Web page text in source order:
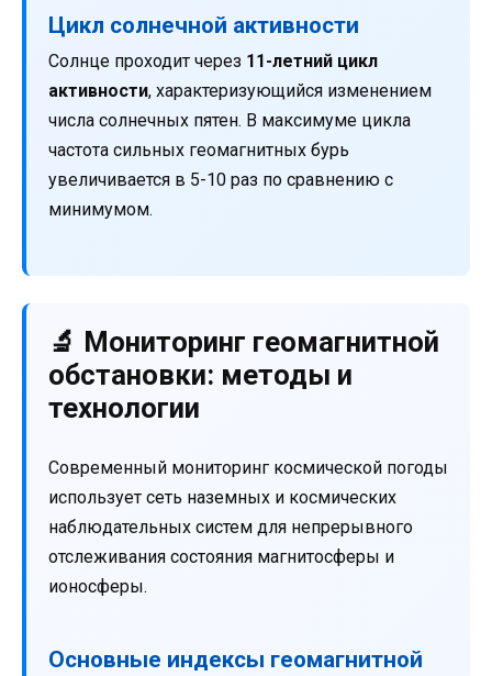
Цикл солнечной активности
Солнце проходит через 11-летний цикл
активности, характеризующийся изменением
числа солнечных пятен. В максимуме цикла
частота сильных геомагнитных бурь
увеличивается в 5-10 раз по сравнению с
минимумом.
🔬 Мониторинг геомагнитной
обстановки: методы и
технологии
Современный мониторинг космической погоды
использует сеть наземных и космических
наблюдательных систем для непрерывного
отслеживания состояния магнитосферы и
ионосферы.
Основные индексы геомагнитной